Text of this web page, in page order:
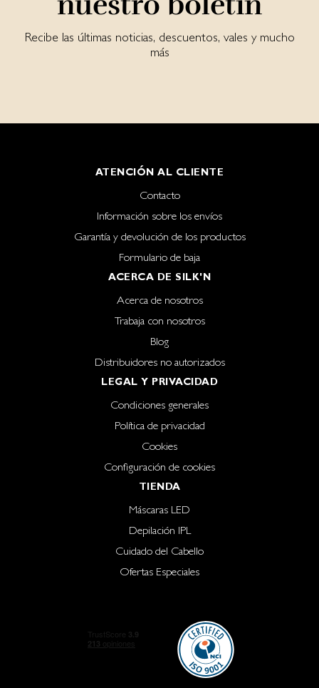
Recibe las últimas noticias, descuentos, vales y mucho
más
ATENCIÓN AL CLIENTE
Contacto
Información sobre los envíos
Garantía y devolución de los productos
Formulario de baja
ACERCA DE SILK'N
Acerca de nosotros
Trabaja con nosotros
Blog
Distribuidores no autorizados
LEGAL Y PRIVACIDAD
Condiciones generales
Política de privacidad
Cookies
Configuración de cookies
TIENDA
Máscaras LED
Depilación IPL
Cuidado del Cabello
Ofertas Especiales